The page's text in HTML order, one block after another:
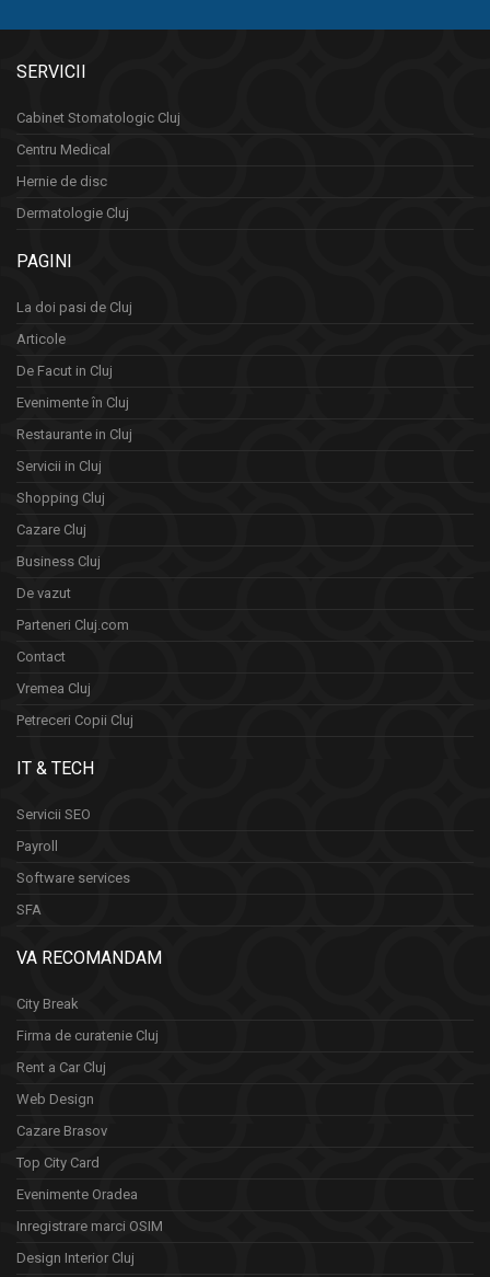
SERVICII
Cabinet Stomatologic Cluj
Centru Medical
Hernie de disc
Dermatologie Cluj
PAGINI
La doi pasi de Cluj
Articole
De Facut in Cluj
Evenimente în Cluj
Restaurante in Cluj
Servicii in Cluj
Shopping Cluj
Cazare Cluj
Business Cluj
De vazut
Parteneri Cluj.com
Contact
Vremea Cluj
Petreceri Copii Cluj
IT & TECH
Servicii SEO
Payroll
Software services
SFA
VA RECOMANDAM
City Break
Firma de curatenie Cluj
Rent a Car Cluj
Web Design
Cazare Brasov
Top City Card
Evenimente Oradea
Inregistrare marci OSIM
Design Interior Cluj